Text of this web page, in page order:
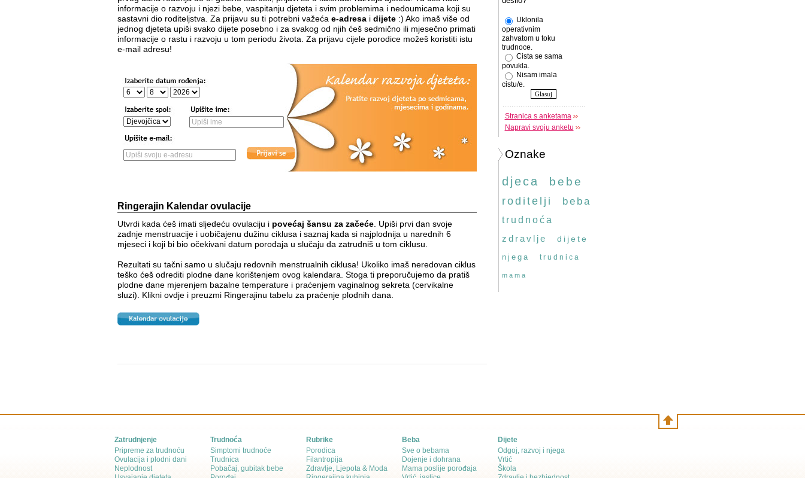
informacije o razvoju i njezi bebe, vaspitanju djeteta i svim problemima i nedoumicama koji su
sastavni dio roditeljstva. Za prijavu su ti potrebni važeća e-adresai dijete:) Ako imaš više od
jednog djeteta upiši svako dijete posebno i za svakog od njih ćeš sedmično ili mjesečno primati
informacije o rastu i razvoju u tom periodu života. Za prijavu cijele porodice možeš koristiti istu
e-mail adresu!
Ringerajin Kalendar ovulacije
Utvrdi kada ćeš imati sljedeću ovulaciju i povećaj šansu za začeće. Upiši prvi dan svoje
zadnje menstruacije i uobičajenu dužinu ciklusa i saznaj kada si najplodnija u narednih 6
mjeseci i koji bi bio očekivani datum porođaja u slučaju da zatrudniš u tom ciklusu.
Rezultati su tačni samo u slučaju redovnih menstrualnih ciklusa! Ukoliko imaš neredovan ciklus
teško ćeš odrediti plodne dane korištenjem ovog kalendara. Stoga ti preporučujemo da pratiš
plodne dane mjerenjem bazalne temperature i praćenjem vaginalnog sekreta (cervikalne
sluzi). Klikni ovdje i preuzmi Ringerajinu tabelu za praćenje plodnih dana
Uklonila
operativnim
zahvatom u toku
trudnoce.
Cista se sama
povukla.
Nisam imala
cistu/e.
Stranica s anketama
Napravi svoju anketu
Oznake
djeca bebe
roditelji beba
trudnoća
zdravlje
dijete
njega trudnica
mama
Zatrudnjenje
Pripreme za trudnoću
Ovulacija i plodni dani
Neplodnost
Trudnoća
Simptomi trudnoće
Trudnica
Pobačaj, gubitak bebe
Rubrike
Porodica
Filantropija
Zdravlje, Ljepota & Moda
Beba
Sve o bebama
Dojenje i dohrana
Mama poslije porođaja
Dijete
Odgoj, razvoj i njega
Vrtić
Škola